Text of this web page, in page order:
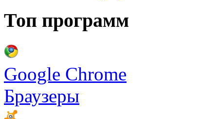
Топ программ
Google Chrome
Браузеры